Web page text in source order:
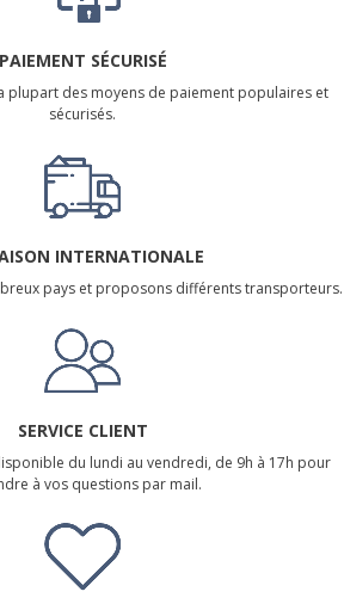
PAIEMENT SÉCURISÉ
plupart des moyens de paiement populaires et
sécurisés.
INTERNATIONALE
pays et proposons différents transporteurs.
SERVICE CLIENT
du lundi au vendredi, de 9h à 17h pour
à vos questions par mail.